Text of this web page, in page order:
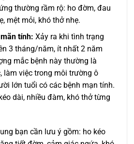
thường rầm rộ: ho đờm, đau
mệt mỏi, khó thở nhẹ.
tính: Xảy ra khi tình trạng
3 tháng/năm, ít nhất 2 năm
mắc bệnh này thường là
làm việc trong môi trường ô
lớn tuổi có các bệnh mạn tính.
dài, nhiều đàm, khó thở từng
bạn cần lưu ý gồm: ho kéo